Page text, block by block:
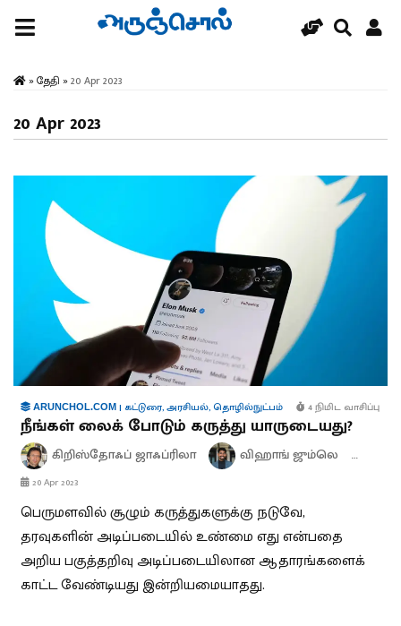
» தேதி » 20 Apr 2023
20 Apr 2023
ARUNCHOL.COM | கட்டுரை,அரசியல்,தொழில்நுட்பம் 4 நிமிட வாசிப்பு
நீங்கள் லைக் போடும் கருத்து யாருடையது?
கிறிஸ்தோஃப் ஜாஃப்ரிலா விஹாங் ஜும்லெ
20 Apr 2023
பெருமளவில் சூழும் கருத்துகளுக்கு நடுவே,
தரவுகளின் அடிப்படையில் உண்மை எது என்பதை
அறிய பகுத்தறிவு அடிப்படையிலான ஆதாரங்களைக்
காட்ட வேண்டியது இன்றியமையாதது.